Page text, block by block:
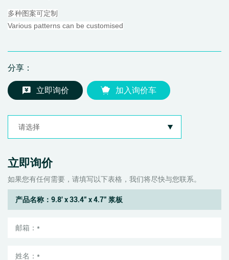
多种图案可定制
Various patterns can be customised
分享：
立即询价 加入询价车
立即询价
如果您有任何需要，请填写以下表格，我们将尽快与您联系。